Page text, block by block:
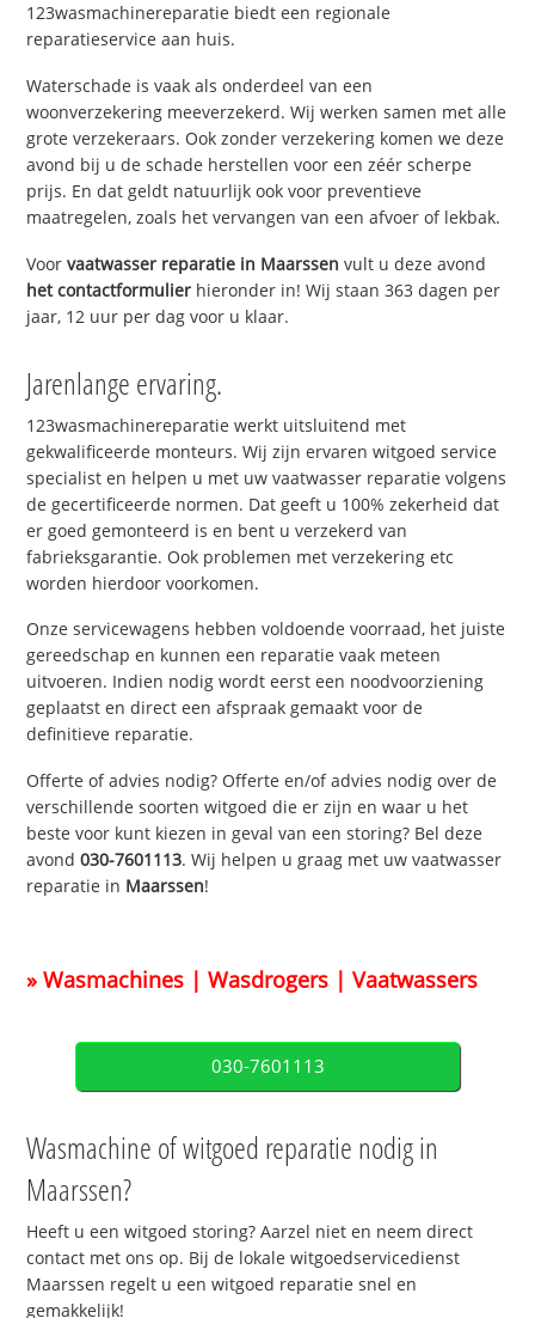
123wasmachinereparatie biedt een regionale
reparatieservice aan huis.
Waterschade is vaak als onderdeel van een
woonverzekering meeverzekerd. Wij werken samen met alle
grote verzekeraars. Ook zonder verzekering komen we deze
avond bij u de schade herstellen voor een zéér scherpe
prijs. En dat geldt natuurlijk ook voor preventieve
maatregelen, zoals het vervangen van een afvoer of lekbak.
Voorvaatwasser reparatie in Maarssen vult u deze avond
het contactformulier hieronder in! Wij staan 363 dagen per
jaar, 12 uur per dag voor u klaar.
Jarenlange ervaring.
123wasmachinereparatie werkt uitsluitend met
gekwalificeerde monteurs. Wij zijn ervaren witgoed service
specialist en helpen u met uw vaatwasser reparatie volgens
de gecertificeerde normen. Dat geeft u 100% zekerheid dat
er goed gemonteerd is en bent u verzekerd van
fabrieksgarantie. Ook problemen met verzekering etc
worden hierdoor voorkomen.
Onze servicewagens hebben voldoende voorraad, het juiste
gereedschap en kunnen een reparatie vaak meteen
uitvoeren. Indien nodig wordt eerst een noodvoorziening
geplaatst en direct een afspraak gemaakt voor de
definitieve reparatie.
Offerte of advies nodig? Offerte en/of advies nodig over de
verschillende soorten witgoed die er zijn en waar u het
beste voor kunt kiezen in geval van een storing? Bel deze
avond030-7601113. Wij helpen u graag met uw vaatwasser
reparatie in Maarssen!
» Wasmachines | Wasdrogers | Vaatwassers
030-7601113
Wasmachine of witgoed reparatie nodig in
Maarssen?
Heeft u een witgoed storing? Aarzel niet en neem direct
contact met ons op. Bij de lokale witgoedservicedienst
Maarssen regelt u een witgoed reparatie snel en
gemakkelijk!